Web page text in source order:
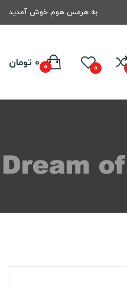
به هرمس هوم خوش آمدید
0 0 تومان 0